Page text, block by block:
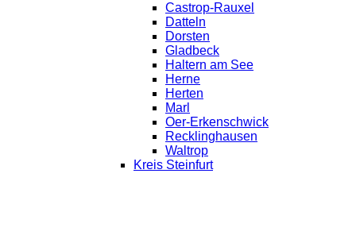
Castrop-Rauxel
Datteln
Dorsten
Gladbeck
Haltern am See
Herne
Herten
Marl
Oer-Erkenschwick
Recklinghausen
Waltrop
Kreis Steinfurt